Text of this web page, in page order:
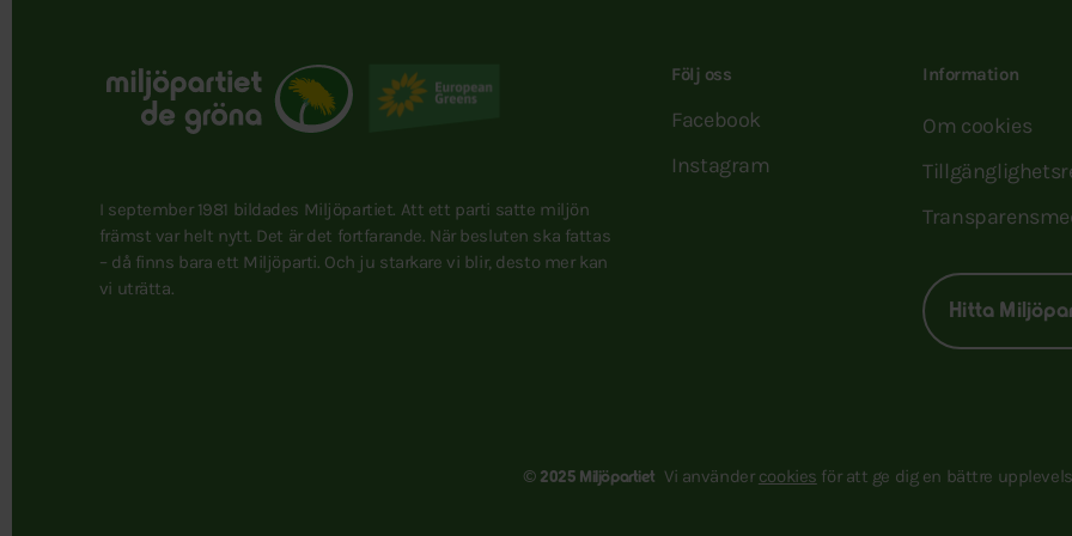
I september 1981 bildades Miljöpartiet. Att ett parti satte miljön
främst var helt nytt. Det är det fortfarande. När besluten ska fattas
– då finns bara ett Miljöparti. Och ju starkare vi blir, desto mer kan
vi uträtta.
Följ oss
Facebook
Instagram
Information
Om cookies
Hitta
© 2025 Miljöpartiet Vi använder cookies för att ge dig en bättre